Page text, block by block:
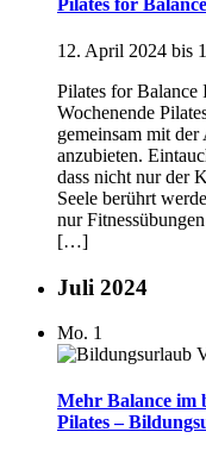
12. April 2024 bis
Pilates for Balance
Wochenende
gemeinsam mit
anzubieten.
dass nicht nur der
Seele berührt
nur
[…]
Juli 2024
Mo. 1
Mehr Balance im
Pilates –